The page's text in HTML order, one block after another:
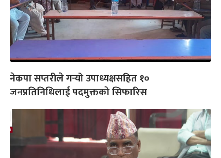
नेकपा सप्तरीले गर्‍यो उपाध्यक्षसहित १०
जनप्रतिनिधिलाई पदमुक्तको सिफारिस